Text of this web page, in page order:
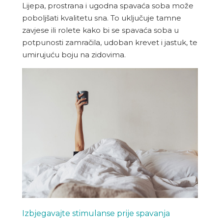
Lijepa, prostrana i ugodna spavaća soba može
poboljšati kvalitetu sna. To uključuje tamne
zavjese ili rolete kako bi se spavaća soba u
potpunosti zamračila, udoban krevet i jastuk, te
umirujuću boju na zidovima.
Izbjegavajte stimulanse prije spavanja